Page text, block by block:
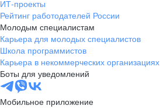
помещение 21
+7 383 207-94-64
pr@nsk.hh.ru
Минск
пр-т Дзержинского, д. 57,
10 этаж, помещение 45-1
ИТ-проекты
Рейтинг работодателей России
Молодым специалистам
Карьера для молодых специалистов
Школа программистов
Карьера в некоммерческих организациях
Боты для уведомлений
Мобильное приложение